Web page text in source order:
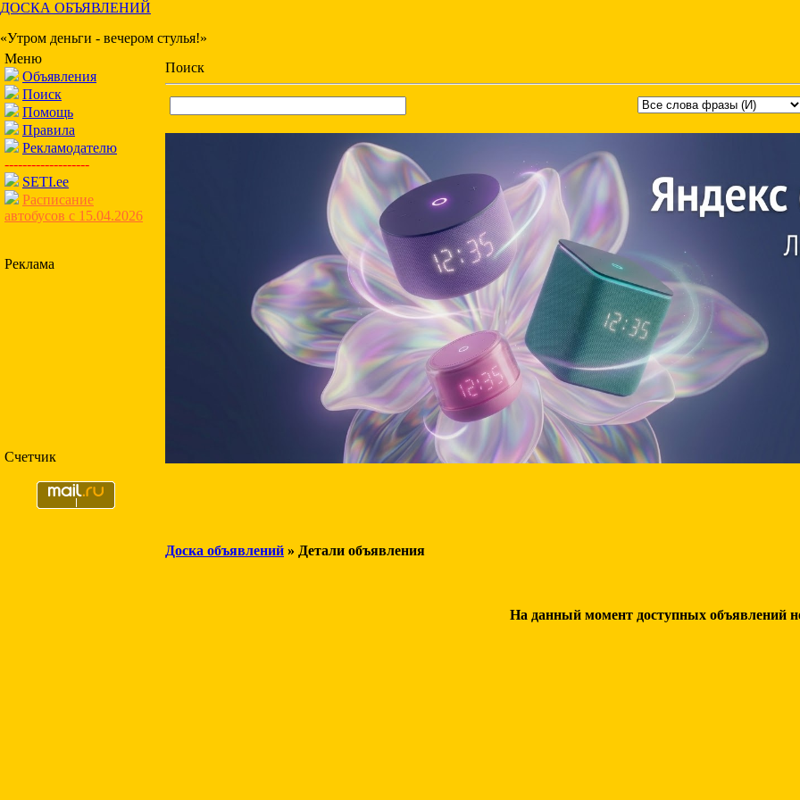
ДОСКА ОБЪЯВЛЕНИЙ
«Утром деньги - вечером стулья!»
Меню
Объявления
Поиск
Помощь
Правила
Рекламодателю
-------------------
SETI.ee
Расписание
автобусов с 15.04.2026
Реклама
Счетчик
Поиск
Доска объявлений » Детали объявления
На данный момент доступных объявлений